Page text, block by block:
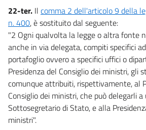
22-ter. Il comma 2 dell'articolo 9 della
n. 400, è sostituito dal seguente:
"2 Ogni qualvolta la legge o altra fonte
anche in via delegata, compiti specifici
portafoglio ovvero a specifici uffici o
Presidenza del Consiglio dei ministri, gli
comunque attribuiti, rispettivamente, al
Consiglio dei ministri, che può delegarli
Sottosegretario di Stato, e alla
ministri".